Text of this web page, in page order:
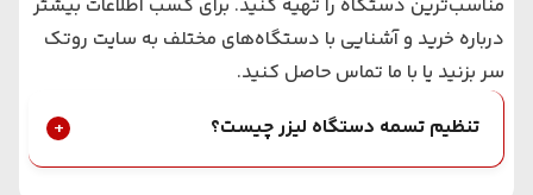
مناسب‌ترین دستگاه را تهیه کنید. برای کسب اطلاعات بیشتر
درباره خرید و آشنایی با دستگاه‌های مختلف به سایت روتک
سر بزنید یا با ما تماس حاصل کنید.
تنظیم تسمه دستگاه لیزر چیست؟